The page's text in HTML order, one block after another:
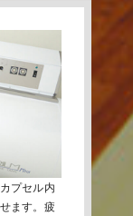
プセル内
ます。疲